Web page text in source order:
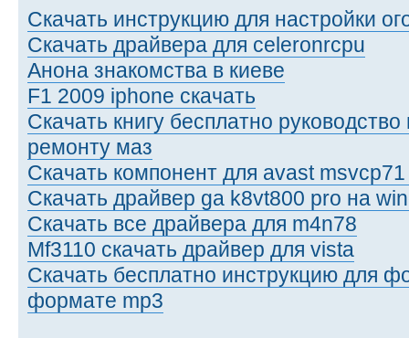
Скачать инструкцию для настройки
Скачать драйвера для celeronrcpu
Анона знакомства в киеве
F1 2009 iphone скачать
Скачать книгу бесплатно
ремонту маз
Скачать компонент для avast
Скачать драйвер ga k8vt800 pro на
Скачать все драйвера для m4n78
Mf3110 скачать драйвер для vista
Скачать бесплатно инструкцию для
формате mp3